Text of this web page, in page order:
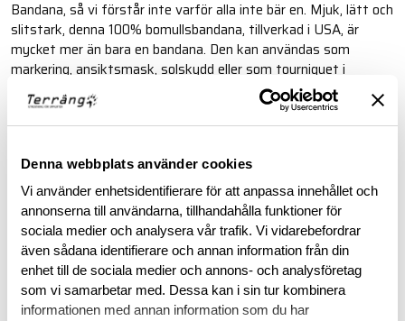
Denna webbplats använder cookies
Vi använder enhetsidentifierare för att anpassa innehållet och
annonserna till användarna, tillhandahålla funktioner för
sociala medier och analysera vår trafik. Vi vidarebefordrar
även sådana identifierare och annan information från din
enhet till de sociala medier och annons- och analysföretag
som vi samarbetar med. Dessa kan i sin tur kombinera
informationen med annan information som du har
Bandana, så vi förstår inte varför alla inte bär en. Mjuk, lätt och
slitstark, denna 100% bomullsbandana, tillverkad i USA, är
mycket mer än bara en bandana. Den kan användas som
markering, ansiktsmask, solskydd eller som tourniquet i
nödsituationer. Eller så kan den användas som tändmaterial för
eld, som lätt rep, vattenfiltrering i krävande miljöer eller för att
torka sig.
Läs mer
BESKRIVNING
RECENSIONER